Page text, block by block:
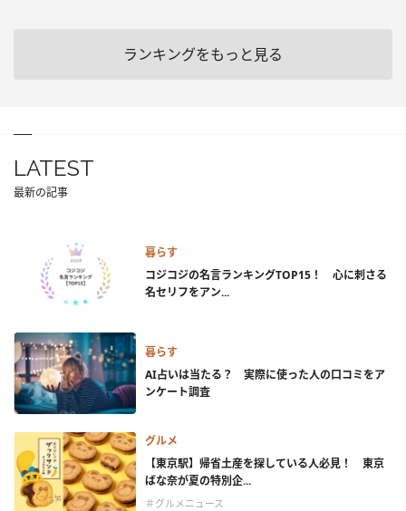
ランキングをもっと見る
LATEST
最新の記事
暮らす
コジコジの名言ランキングTOP15！ 心に刺さる
名セリフをアン...
暮らす
AI占いは当たる？ 実際に使った人の口コミをア
ンケート調査
グルメ
【東京駅】帰省土産を探している人必見！ 東京
ばな奈が夏の特別企...
＃グルメニュース